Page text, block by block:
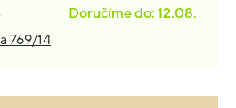
Doručíme do: 12.08.
769/14